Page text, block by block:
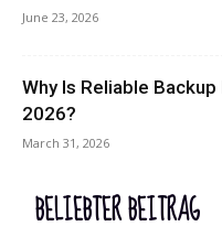
June 23, 2026
Why Is Reliable
2026?
March 31, 2026
BELIEBTER BEITRAG